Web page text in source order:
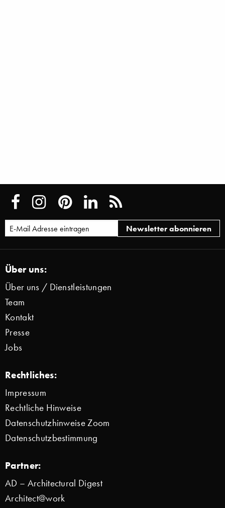
Über uns:
Über uns / Dienstleistungen
Team
Kontakt
Presse
Jobs
Rechtliches:
Impressum
Rechtliche Hinweise
Datenschutzhinweise Zoom
Datenschutzbestimmung
Partner:
AD – Architectural Digest
Architect@work